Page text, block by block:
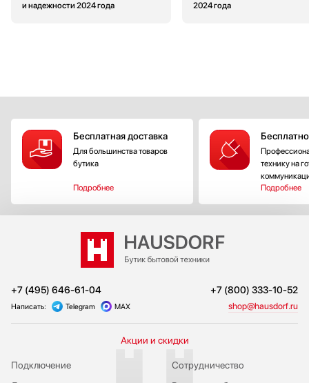
и надежности 2024 года
2024 года
Бесплатная доставка
Для большинства товаров
бутика
Подробнее
технику на
Подробнее
+7 (495) 646-61-04 +7 (800) 333-10-52
Написать: Telegram MAX shop@hausdorf.ru
Акции и скидки
Подключение
Сотрудничество